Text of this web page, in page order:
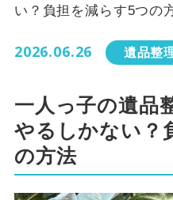
い？負担を減らす5つの
2026.06.26 遺品整
一人っ子の遺品
やるしかない？
の方法